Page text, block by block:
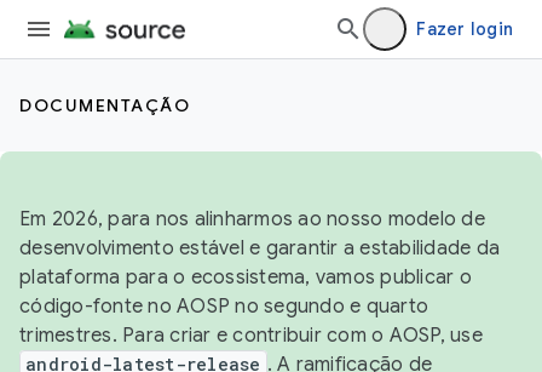
Fazer login
DOCUMENTAÇÃO
Em 2026, para nos alinharmos ao nosso modelo de
desenvolvimento estável e garantir a estabilidade da
plataforma para o ecossistema, vamos publicar o
código-fonte no AOSP no segundo e quarto
trimestres. Para criar e contribuir com o AOSP, use
android-latest-release . A ramificação de